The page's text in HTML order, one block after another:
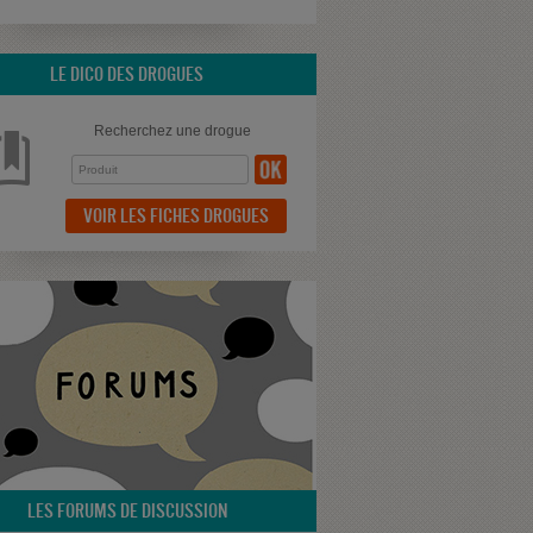
LE DICO DES DROGUES
Recherchez une drogue
VOIR LES FICHES DROGUES
LES FORUMS DE DISCUSSION